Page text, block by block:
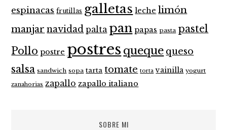
espinacas frutillas galletas leche limón
manjar navidad palta pan papas pasta pastel
Pollo postre postres queque queso
salsa sandwich sopa tarta tomate torta vainilla yogurt
zanahorias zapallo zapallo italiano
SOBRE MI